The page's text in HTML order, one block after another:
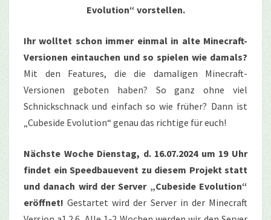
Evolution“ vorstellen.
Ihr wolltet schon immer einmal in alte Minecraft-
Versionen eintauchen und so spielen wie damals?
Mit den Features, die die damaligen Minecraft-
Versionen geboten haben? So ganz ohne viel
Schnickschnack und einfach so wie früher? Dann ist
„Cubeside Evolution“ genau das richtige für euch!
Nächste Woche Dienstag, d. 16.07.2024 um 19 Uhr
findet ein Speedbauevent zu diesem Projekt statt
und danach wird der Server „Cubeside Evolution“
eröffnet! Gestartet wird der Server in der Minecraft